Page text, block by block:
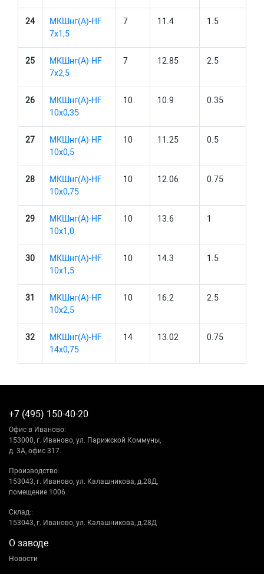
24
МКШнг(А)-HF
7х1,5
7 11.4 1.5
25
МКШнг(А)-HF
7х2,5
7 12.85 2.5
26
МКШнг(А)-HF
10х0,35
10 10.9 0.35
27
МКШнг(А)-HF
10х0,5
10 11.25 0.5
28
МКШнг(А)-HF
10х0,75
10 12.06 0.75
29
МКШнг(А)-HF
10х1,0
10 13.6 1
30
МКШнг(А)-HF
10х1,5
10 14.3 1.5
31
МКШнг(А)-HF
10х2,5
10 16.2 2.5
32
МКШнг(А)-HF
14х0,75
14 13.02 0.75
+7 (495) 150-40-20
Офис в Иваново:
153000, г. Иваново, ул. Парижской Коммуны,
д. 3А, офис 317.
Производство:
153043, г. Иваново, ул. Калашникова, д.28Д,
помещение 1006
Склад::
153043, г. Иваново, ул. Калашникова, д.28Д
О заводе
Новости